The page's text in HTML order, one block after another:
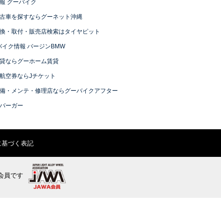
グーバイク
車を探すならグーネット沖縄
・取付・販売店検索はタイヤピット
イク情報 バージンBMW
ならグーホーム賃貸
空券ならJチケット
・メンテ・修理店ならグーバイクアフター
ーガー
づく表記
員です